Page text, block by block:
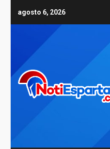
agosto 6, 2026